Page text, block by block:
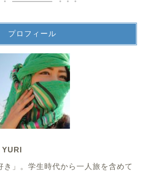
プロフィール
き」。学生時代から一人旅を含めて